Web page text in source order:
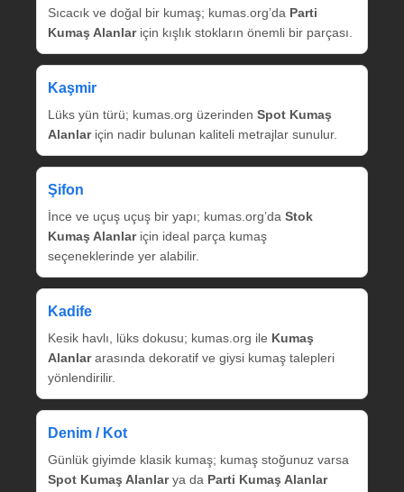
Sıcacık ve doğal bir kumaş; kumas.org’da Parti
Kumaş Alanlariçin kışlık stokların önemli bir parçası.
Kaşmir
Lüks yün türü; kumas.org üzerinden Spot Kumaş
Alanlariçin nadir bulunan kaliteli metrajlar sunulur.
Şifon
İnce ve uçuş uçuş bir yapı; kumas.org’da Stok
Kumaş Alanlariçin ideal parça kumaş
seçeneklerinde yer alabilir.
Kadife
Kesik havlı, lüks dokusu; kumas.org ile Kumaş
Alanlararasında dekoratif ve giysi kumaş talepleri
yönlendirilir.
Denim / Kot
Günlük giyimde klasik kumaş; kumaş stoğunuz varsa
Spot Kumaş Alanlarya da Parti Kumaş Alanlar